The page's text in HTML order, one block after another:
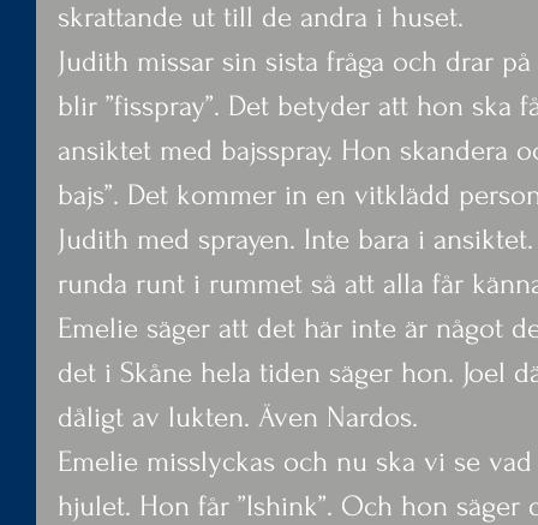
skrattande ut till de andra i huset.
Judith missar sin sista fråga och drar
blir ”fisspray”. Det betyder att hon ska
ansiktet med bajsspray. Hon skandera
bajs”. Det kommer in en vitklädd
Judith med sprayen. Inte bara i
runda runt i rummet så att alla får
Emelie säger att det här inte är något
det i Skåne hela tiden säger hon. Joel
dåligt av lukten. Även Nardos.
Emelie misslyckas och nu ska vi se
hjulet. Hon får ”Ishink”. Och hon säger